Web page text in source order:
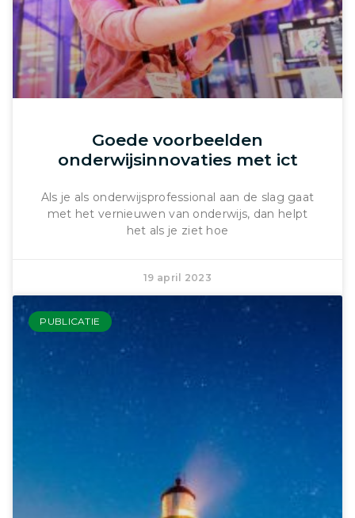
Goede voorbeelden
onderwijsinnovaties met ict
Als je als onderwijsprofessional aan de slag gaat
met het vernieuwen van onderwijs, dan helpt
het als je ziet hoe
19 april 2023
PUBLICATIE